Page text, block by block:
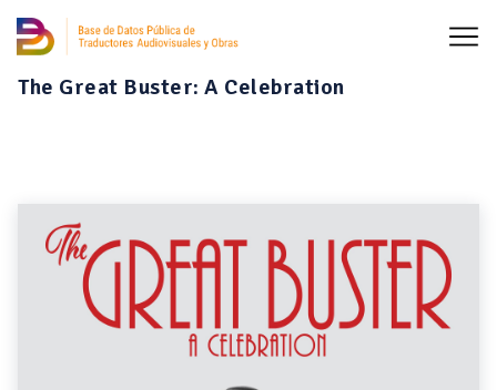
The Great Buster: A Celebration